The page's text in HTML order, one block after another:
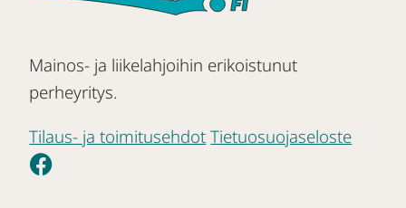
Mainos- ja liikelahjoihin erikoistunut
perheyritys.
Tilaus- ja toimitusehdot Tietuosuojaseloste